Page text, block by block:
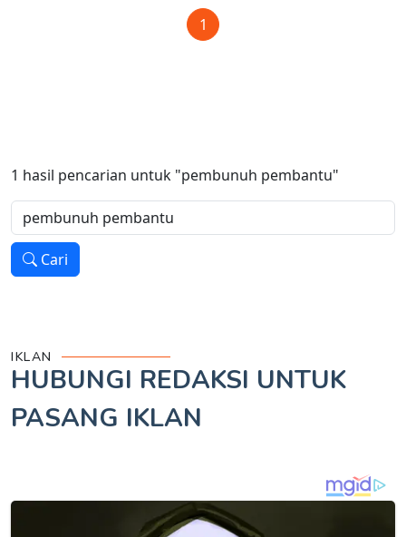
1
1 hasil pencarian untuk "pembunuh pembantu"
Cari
IKLAN
HUBUNGI REDAKSI UNTUK
PASANG IKLAN